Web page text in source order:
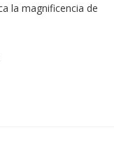
la magnificencia de